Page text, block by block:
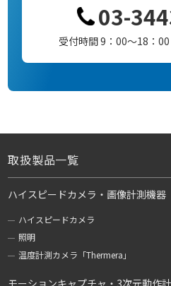
03-
受付時間 9：00～18：00
取扱製品一覧
ハイスピードカメラ・画像計測機器
ハイスピードカメラ
照明
温度計測カメラ「Thermera」